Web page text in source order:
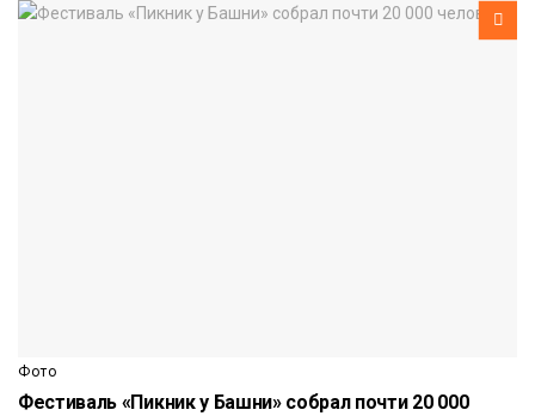
Фото
Фестиваль «Пикник у Башни» собрал почти 20 000